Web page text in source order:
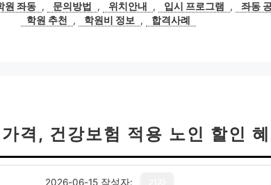
원 좌동 , 문의방법 , 위치안내 , 입시 프로그램 , 좌동
학원 추천
, 학원비 정보 , 합격사례
격, 건강보험 적용 노인 할인 혜
2026-06-15 작성자: